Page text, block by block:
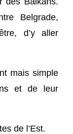
Belgrade,
d’y aller
mais simple
et de leur
de l’Est.